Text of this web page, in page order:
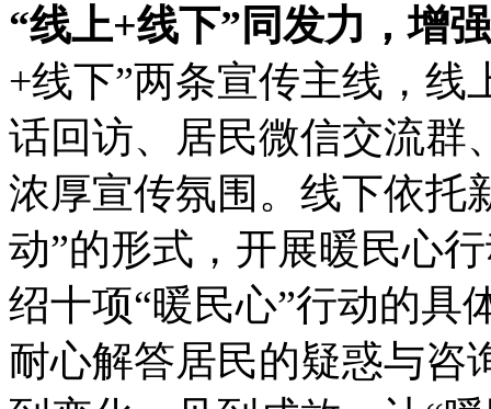
“线上+线下”同发力，增
+线下”两条宣传主线，线
话回访、居民微信交流群
浓厚宣传氛围。线下依托
动”的形式，开展暖民心
绍十项“暖民心”行动的具
耐心解答居民的疑惑与咨